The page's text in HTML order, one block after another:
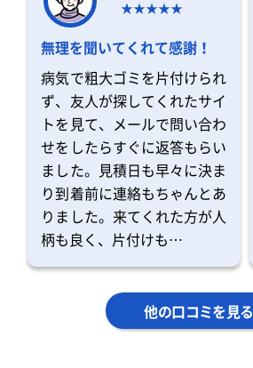
無理を聞いてくれて感謝！
病気で粗大ゴミを片付けられ
ず、友人が探してくれたサイ
トを見て、メールで問い合わ
せをしたらすぐに返答もらい
ました。見積日も早々に決ま
り到着前に連絡もちゃんとあ
りました。来てくれた方が人
柄も良く、片付けも…
他の口コミを見る